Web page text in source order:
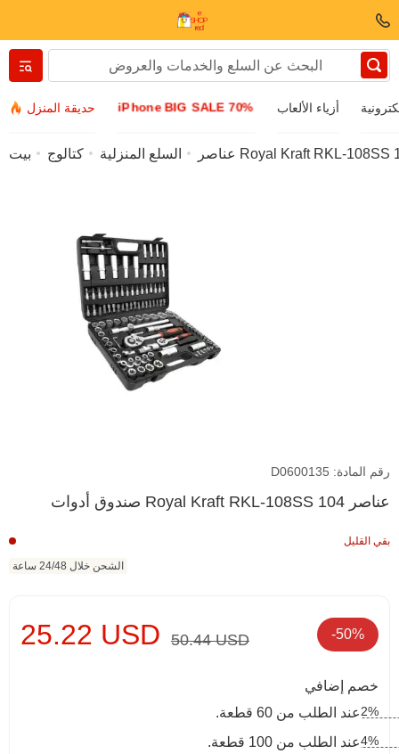
حديقة المنزل iPhone BIG SALE 70% أزياء الألعاب
Вернуться назад
بيت كتالوج السلع المنزلية
رقم المادة: D0600135
صندوق أدوات Royal Kraft RKL-108SS 104 عناصر
بقي القليل
الشحن خلال 24/48 ساعة
25.22 USD 50.44 USD -50%
خصم إضافي
عند الطلب من 60 قطعة.2%
عند الطلب من 100 قطعة.4%